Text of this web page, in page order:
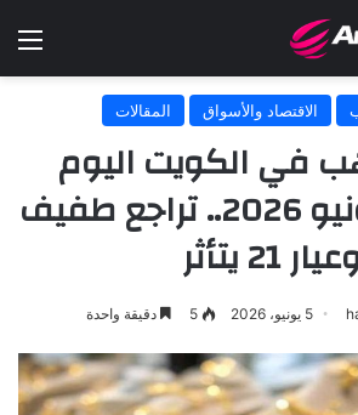
الاقتصاد والأسواق المقالات
في الكويت اليوم
الجمعة 5 يونيو 2026.. تراجع طفيف
21 يتأثر
5 يونيو، 2026 5 دقيقة واحدة